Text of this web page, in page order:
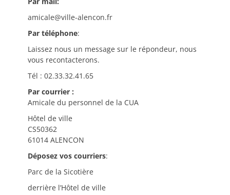
amicale@ville-alencon.fr
Par téléphone:
Laissez nous un message sur le répondeur, nous
vous recontacterons.
Tél : 02.33.32.41.65
Par courrier :
Amicale du personnel de la CUA
Hôtel de ville
CS50362
61014 ALENCON
Déposez vos courriers:
Parc de la Sicotière
derrière l’Hôtel de ville